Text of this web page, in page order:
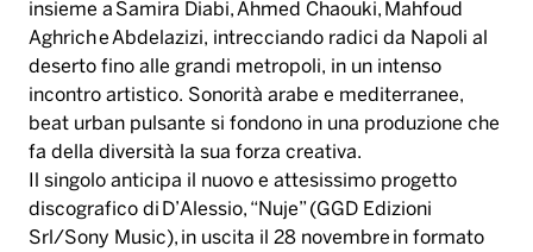
insieme a Samira Diabi, Ahmed Chaouki, Mahfoud
Aghrich e Abdelazizi, intrecciando radici da Napoli al
deserto fino alle grandi metropoli, in un intenso
incontro artistico. Sonorità arabe e mediterranee,
beat urban pulsante si fondono in una produzione che
fa della diversità la sua forza creativa.
Il singolo anticipa il nuovo e attesissimo progetto
discografico di D’Alessio, “Nuje” (GGD Edizioni
Srl/Sony Music), in uscita il 28 novembre in formato